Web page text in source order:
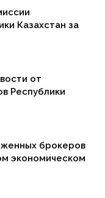
Казахстан за
от
Республики
брокеров
экономическом